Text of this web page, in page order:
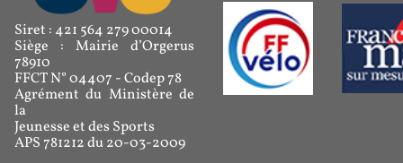
Siret : 421 564 279 00014
Siège : Mairie d’Orgerus
78910
FFCT N° 04407 - Codep 78
Agrément du Ministère de
la
Jeunesse et des Sports
APS 781212 du 20-03-2009